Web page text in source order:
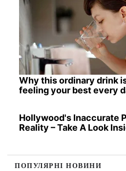
Why this ordinary drink
feeling your best every
Hollywood's Inaccurate
Reality – Take A Look
ПОПУЛЯРНІ НОВИНИ